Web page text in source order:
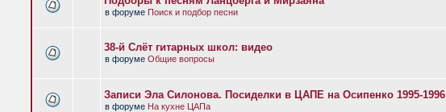
в форуме Поиск и подбор песни
38-й Слёт гитарных школ: видео
в форуме Общие вопросы
Записи Эла Силонова. Посиделки в ЦАПЕ на Осипенко 1995-1996
в форуме На кухне ЦАПа